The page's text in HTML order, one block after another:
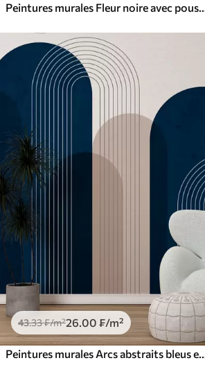
Peintures murales Fleur
43.33₣/m²26.00 ₣/m²
Peintures murales Arcs